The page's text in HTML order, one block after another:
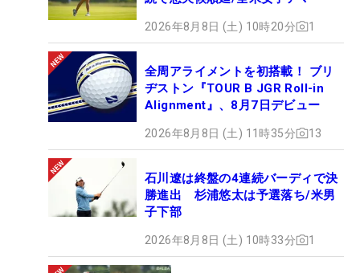
2026年8月8日 (土) 10時20分 1
全周アライメントを初搭載！ ブリ
ヂストン『TOUR B JGR Roll-in
Alignment』、8月7日デビュー
2026年8月8日 (土) 11時35分 13
石川遼は終盤の4連続バーディで決
勝進出 杉浦悠太は予選落ち/米男
子下部
2026年8月8日 (土) 10時33分 1